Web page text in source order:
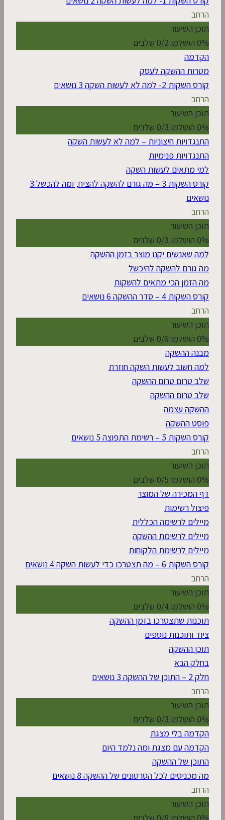
הרחב
תוכן השיעור
0% הושלמו
0/2 שלבים
הקדמה
מטרות ההשקה לעסק
קורס השקות 2- למה לא לעשות השקה
3 נושאים
הרחב
תוכן השיעור
0% הושלמו
0/3 שלבים
התנגדויות חיצוניות – למה לא לעשות השקה
התנגדויות פנימיות
למי מתאים לעשות השקה
קורס השקות 3 – מה גורם להשקה להציח, ומה להכשל
3
נושאים
הרחב
תוכן השיעור
0% הושלמו
0/3 שלבים
למה שאנשים יקנו מוצר בזמן ההשקה
מה גורם להשקה להיכשל
מה הזמן הכי מתאים להשקות
קורס השקות 4 – סדר ההשקה
6 נושאים
הרחב
תוכן השיעור
0% הושלמו
0/6 שלבים
מבנה ההשקה
למה חשוב לעשות השקה חוזרת
שלב טרום טרום ההשקה
שלב טרום ההשקה
ההשקה עצמה
פוסט ההשקה
קורס השקות 5 – רשימת התפוצה
5 נושאים
הרחב
תוכן השיעור
0% הושלמו
0/5 שלבים
דף המכירה של המוצר
פיצול רשימות
מיילים לרשימה הכללית
מיילים לרשימת ההשקה
מיילים לרשימת הלקוחות
קורס השקות 6 – מה תצטרכו כדי לעשות השקה
4 נושאים
הרחב
תוכן השיעור
0% הושלמו
0/4 שלבים
תוכנות שתצטרכו בזמן ההשקה
ציוד ותוכנות נוספים
תוכן ההשקה
בחלק הבא
חלק 2 – התוכן של ההשקה
3 נושאים
הרחב
תוכן השיעור
0% הושלמו
0/3 שלבים
הקדמה בלי מצגת
הקדמה עם מצגת ומה נלמד היום
התוכן של ההשקה
מה מכניסים לכל הסרטונים של ההשקה 8 נושאים
הרחב
תוכן השיעור